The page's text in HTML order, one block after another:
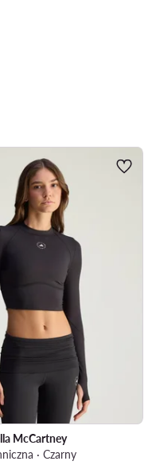
McCartney
· Czarny